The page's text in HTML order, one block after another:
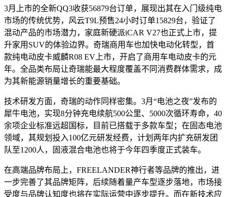
3月上市的全新QQ3收获56879台订单，展现出其在入门级纯电
市场的传统优势，风云T9L预售24小时订单15829台，验证了
混动产品的市场潜力，家庭新硬派iCAR V27也正式上市，提
升家用SUV的体验边界。奇瑞商用车也加快电动化转型，首
款纯电动皮卡威麟R08 EV上市，开启了商用车电动皮卡的元
年。全品类布局让奇瑞能最大程度覆盖不同消费群体需求，成
为其新能源销量增长的重要基础。
技术研发方面，奇瑞的动作同样密集。3月“电池之夜”发布的
犀牛电池，实现8分钟充电续航500公里、5000次循环寿命，40
余项企业标准远超国标，目前已搭载于多款车型；在固态电池
领域，其规划投入100亿元研发经费，计划两年内扩充研发团
队至1200人，固液混合电池也将于今年四季度正式装车。
在高端品牌布局上，FREELANDER神行者等品牌的推出，进
一步完善了其品牌矩阵，后续随着量产车型逐步落地，市场接
受度与品牌认知度也将在实际运营中逐步提升。而在新技术应